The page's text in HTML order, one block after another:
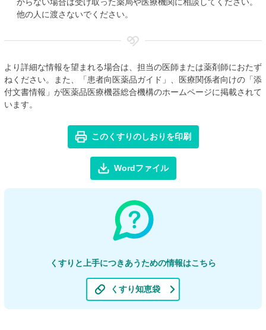
他の人に渡さないでください。
より詳細な情報を望まれる場合は、担当の医師または薬剤師におたず
ねください。また、「患者向医薬品ガイド」、医療関係者向けの「添
付文書情報」が医薬品医療機器総合機構のホームページに掲載されて
います。
このくすりのしおりを印刷
Wordファイル
くすりと上手につきあうための情報はこちら
くすり知恵袋